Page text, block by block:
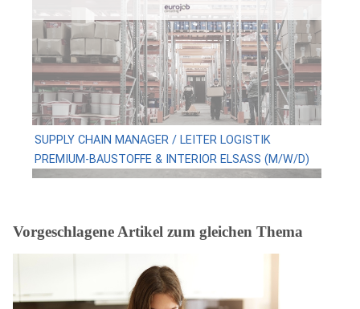
SUPPLY CHAIN MANAGER / LEITER LOGISTIK
PREMIUM-BAUSTOFFE & INTERIOR ELSASS (M/W/D)
Vorgeschlagene Artikel zum gleichen Thema